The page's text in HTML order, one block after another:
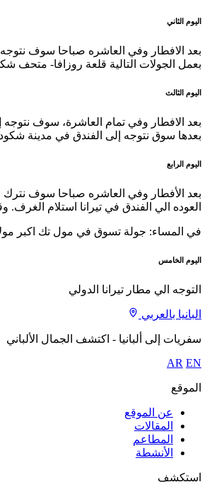
اليوم الثاني
بعد الافطار وفي العاشره صباحا سوف نتوجه
بعمل الجولات التالية قلعة روزافا- متحف
اليوم الثالث
بعد الافطار وفي تمام العاشرة، سوف
بعدها سوق نتوجه إلى الفندق في مدينة
اليوم الرابع
بعد الأفطار وفي العاشره صباحا سوف نترك
العوده الي الفندق في تيرانا استلام الغرف.
في المساء: جولة تسوق في مول تك اكبر
اليوم الخامس
التوجه الي مطار تيرانا الدولي
البانيا بالعربي
سفريات إلى ألبانيا - اكتشف الجمال الألباني
AR EN
الموقع
عن الموقع
المقالات
المطاعم
الأنشطة
استكشف